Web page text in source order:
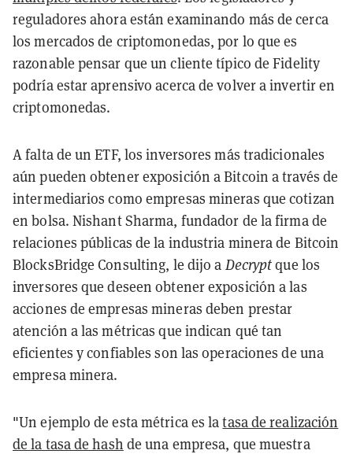
reguladores ahora están examinando más de cerca
los mercados de criptomonedas, por lo que es
razonable pensar que un cliente típico de Fidelity
podría estar aprensivo acerca de volver a invertir en
criptomonedas.
A falta de un ETF, los inversores más tradicionales
aún pueden obtener exposición a Bitcoin a través de
intermediarios como empresas mineras que cotizan
en bolsa. Nishant Sharma, fundador de la firma de
relaciones públicas de la industria minera de Bitcoin
BlocksBridge Consulting, le dijo a Decryptque los
inversores que deseen obtener exposición a las
acciones de empresas mineras deben prestar
atención a las métricas que indican qué tan
eficientes y confiables son las operaciones de una
empresa minera.
"Un ejemplo de esta métrica es latasa de realización
de la tasa de hash de una empresa, que muestra